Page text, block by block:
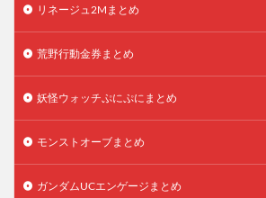
リネージュ2Mまとめ
荒野行動金券まとめ
妖怪ウォッチぷにぷにまとめ
モンストオーブまとめ
ガンダムUCエンゲージまとめ